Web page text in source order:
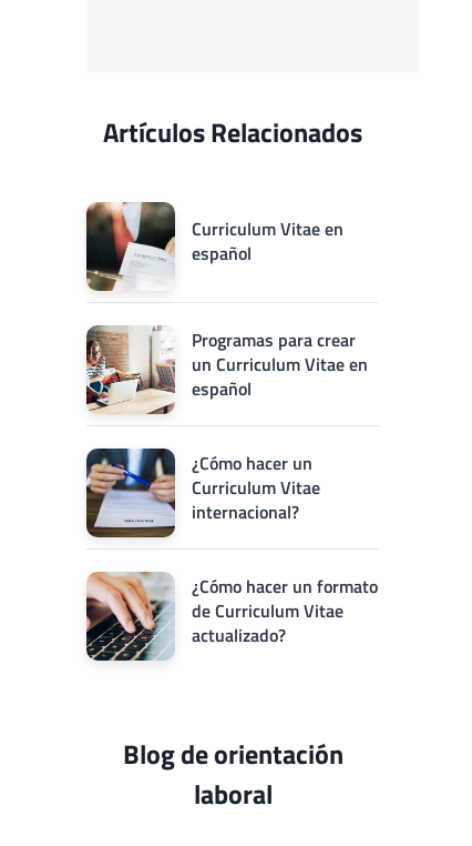
Artículos Relacionados
Curriculum Vitae en
español
Programas para crear
un Curriculum Vitae en
español
¿Cómo hacer un
Curriculum Vitae
internacional?
¿Cómo hacer un formato
de Curriculum Vitae
actualizado?
Blog de orientación
laboral